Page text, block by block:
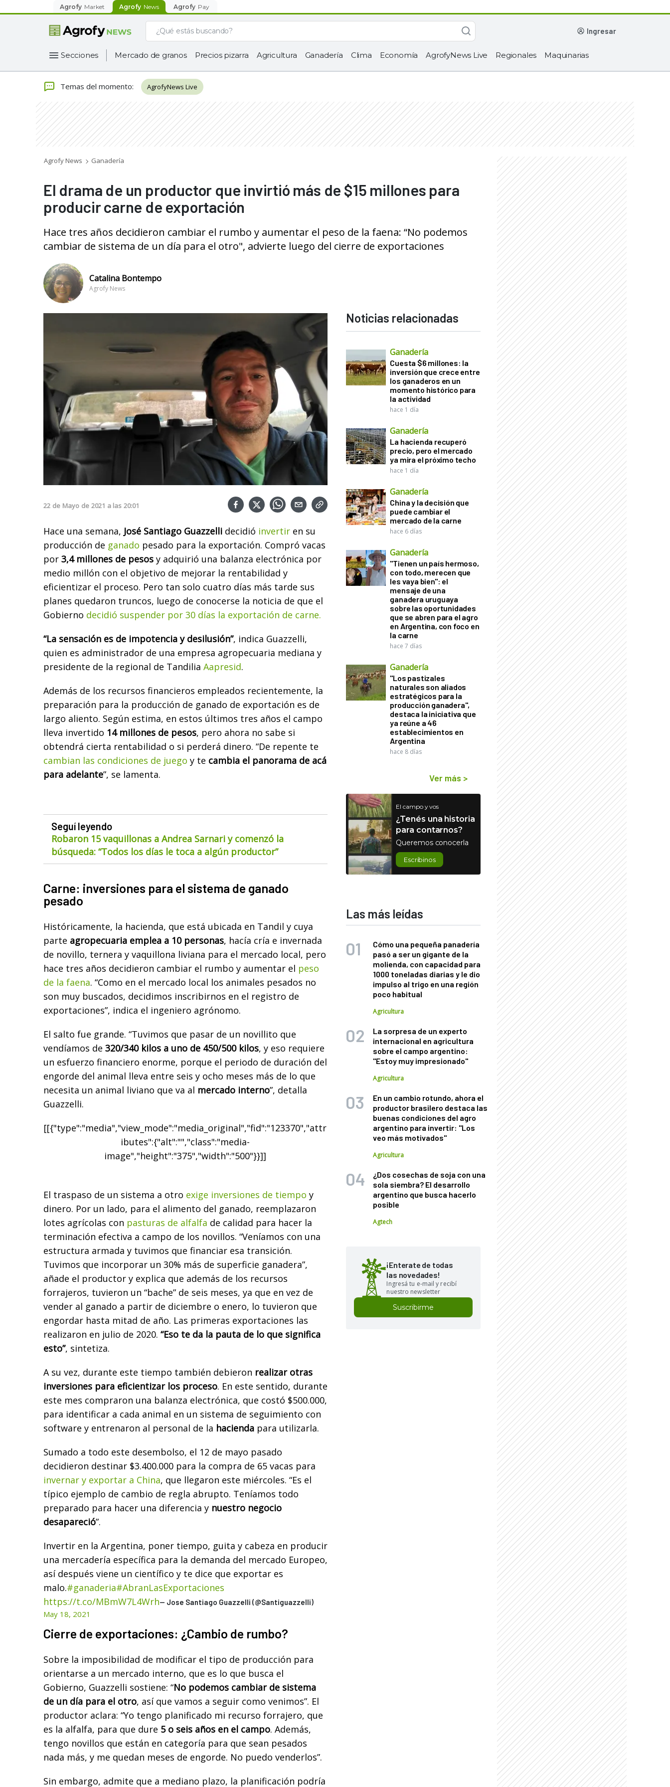
Agrofy Market Agrofy News Agrofy Pay
ingresar
Secciones Mercado de granos Precios pizarra Agricultura Ganadería Clima Economía AgrofyNews Live Regionales Maquinarias
Temas del momento: AgrofyNews Live
Agrofy News Ganadería
El drama de un productor que invirtió más de $15 millones para
producir carne de exportación
Hace tres años decidieron cambiar el rumbo y aumentar el peso de la faena: “No podemos
cambiar de sistema de un día para el otro", advierte luego del cierre de exportaciones
Catalina Bontempo
Agrofy News
22 de Mayo de 2021 a las 20:01
Hace una semana, José Santiago Guazzelli decidió invertir en su
producción de ganado pesado para la exportación. Compró vacas
por 3,4 millones de pesos y adquirió una balanza electrónica por
medio millón con el objetivo de mejorar la rentabilidad y
eficientizar el proceso. Pero tan solo cuatro días más tarde sus
planes quedaron truncos, luego de conocerse la noticia de que el
Gobierno decidió suspender por 30 días la exportación de carne.
“La sensación es de impotencia y desilusión”, indica Guazzelli,
quien es administrador de una empresa agropecuaria mediana y
presidente de la regional de Tandilia Aapresid.
Además de los recursos financieros empleados recientemente, la
preparación para la producción de ganado de exportación es de
largo aliento. Según estima, en estos últimos tres años el campo
lleva invertido 14 millones de pesos, pero ahora no sabe si
obtendrá cierta rentabilidad o si perderá dinero. “De repente te
cambian las condiciones de juego y te cambia el panorama de acá
para adelante”, se lamenta.
Seguí leyendo
Robaron 15 vaquillonas a Andrea Sarnari y comenzó la
búsqueda: “Todos los días le toca a algún productor”
Carne: inversiones para el sistema de ganado
pesado
Históricamente, la hacienda, que está ubicada en Tandil y cuya
parte agropecuaria emplea a 10 personas, hacía cría e invernada
de novillo, ternera y vaquillona liviana para el mercado local, pero
hace tres años decidieron cambiar el rumbo y aumentar el peso
de la faena. “Como en el mercado local los animales pesados no
son muy buscados, decidimos inscribirnos en el registro de
exportaciones”, indica el ingeniero agrónomo.
El salto fue grande. “Tuvimos que pasar de un novillito que
vendíamos de 320/340 kilos a uno de 450/500 kilos, y eso requiere
un esfuerzo financiero enorme, porque el periodo de duración del
engorde del animal lleva entre seis y ocho meses más de lo que
necesita un animal liviano que va al mercado interno”, detalla
Guazzelli.
[[{"type":"media","view_mode":"media_original","fid":"123370","attr
ibutes":{"alt":"","class":"media-
image","height":"375","width":"500"}}]]
El traspaso de un sistema a otro exige inversiones de tiempo y
dinero. Por un lado, para el alimento del ganado, reemplazaron
lotes agrícolas con pasturas de alfalfa de calidad para hacer la
terminación efectiva a campo de los novillos. “Veníamos con una
estructura armada y tuvimos que financiar esa transición.
Tuvimos que incorporar un 30% más de superficie ganadera”,
añade el productor y explica que además de los recursos
forrajeros, tuvieron un “bache” de seis meses, ya que en vez de
vender al ganado a partir de diciembre o enero, lo tuvieron que
engordar hasta mitad de año. Las primeras exportaciones las
realizaron en julio de 2020. “Eso te da la pauta de lo que significa
esto”, sintetiza.
A su vez, durante este tiempo también debieron realizar otras
inversiones para eficientizar los proceso. En este sentido, durante
este mes compraron una balanza electrónica, que costó $500.000,
para identificar a cada animal en un sistema de seguimiento con
software y entrenaron al personal de la hacienda para utilizarla.
Sumado a todo este desembolso, el 12 de mayo pasado
decidieron destinar $3.400.000 para la compra de 65 vacas para
invernar y exportar a China, que llegaron este miércoles. “Es el
típico ejemplo de cambio de regla abrupto. Teníamos todo
preparado para hacer una diferencia y nuestro negocio
desapareció”.
Invertir en la Argentina, poner tiempo, guita y cabeza en producir
una mercadería específica para la demanda del mercado Europeo,
así después viene un científico y te dice que exportar es
malo.#ganaderia#AbranLasExportaciones
https://t.co/MBmW7L4Wrh— Jose Santiago Guazzelli (@Santiguazzelli)
May 18, 2021
Cierre de exportaciones: ¿Cambio de rumbo?
Sobre la imposibilidad de modificar el tipo de producción para
orientarse a un mercado interno, que es lo que busca el
Gobierno, Guazzelli sostiene: “No podemos cambiar de sistema
de un día para el otro, así que vamos a seguir como venimos”. El
productor aclara: “Yo tengo planificado mi recurso forrajero, que
es la alfalfa, para que dure 5 o seis años en el campo. Además,
tengo novillos que están en categoría para que sean pesados
nada más, y me quedan meses de engorde. No puedo venderlos”.
Sin embargo, admite que a mediano plazo, la planificación podría
Noticias relacionadas
Ganadería
Cuesta $6 millones: la
inversión que crece entre
los ganaderos en un
momento histórico para
la actividad
hace 1 día
Ganadería
La hacienda recuperó
precio, pero el mercado
ya mira el próximo techo
hace 1 día
Ganadería
China y la decisión que
puede cambiar el
mercado de la carne
hace 6 días
Ganadería
"Tienen un país hermoso,
con todo, merecen que
les vaya bien": el
mensaje de una
ganadera uruguaya
sobre las oportunidades
que se abren para el agro
en Argentina, con foco en
la carne
hace 7 días
Ganadería
"Los pastizales
naturales son aliados
estratégicos para la
producción ganadera",
destaca la iniciativa que
ya reúne a 46
establecimientos en
Argentina
hace 8 días
Ver más >
El campo y vos
¿Tenés una historia
para contarnos?
Queremos conocerla
Escribinos
Las más leídas
Cómo una pequeña panadería
pasó a ser un gigante de la
molienda, con capacidad para
1000 toneladas diarias y le dio
impulso al trigo en una región
poco habitual
Agricultura
La sorpresa de un experto
internacional en agricultura
sobre el campo argentino:
"Estoy muy impresionado"
Agricultura
En un cambio rotundo, ahora el
productor brasilero destaca las
buenas condiciones del agro
argentino para invertir: "Los
veo más motivados"
Agricultura
¿Dos cosechas de soja con una
sola siembra? El desarrollo
argentino que busca hacerlo
posible
Agtech
¡Enterate de todas
las novedades!
Ingresá tu e-mail y recibí
nuestro newsletter
Suscribirme